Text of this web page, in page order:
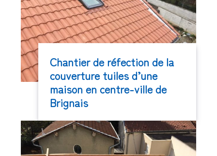
Chantier de réfection de la
couverture tuiles d’une
maison en centre-ville de
Brignais